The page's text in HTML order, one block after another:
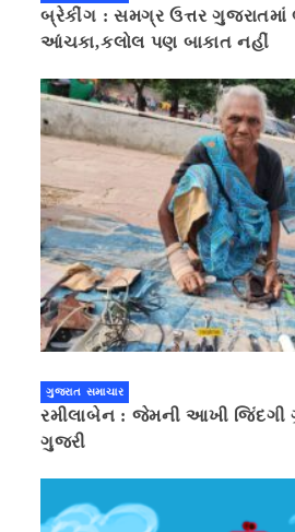
બ્રેકીંગ : સમગ્ર ઉત્તર ગુજરાતમાં
આંચકા,કલોલ પણ બાકાત નહીં
ગુજરાત સમાચાર
રમીલાબેન : જેમની આખી જિંદગી
ગુજરી